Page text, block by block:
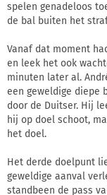
spelen genadeloos
de bal buiten het
Vanaf dat moment
en leek het ook
minuten later al.
een geweldige diepe
door de Duitser. Hij
hij op doel schoot,
het doel.
Het derde doelpunt
geweldige aanval
standbeen de pass